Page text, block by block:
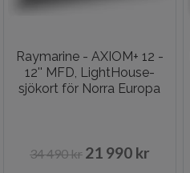
Raymarine - AXIOM+ 12 -
12'' MFD, LightHouse-
sjökort för Norra Europa
34 490 kr 21 990 kr